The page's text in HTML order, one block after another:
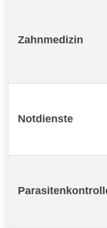
Zahnmedizin
Notdienste